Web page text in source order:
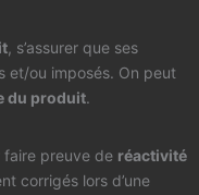
, s’assurer que ses
et/ou imposés. On peut
du produit.
preuve de réactivité
corrigés lors d’une